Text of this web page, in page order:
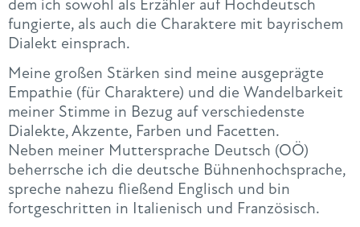
dem ich sowohl als Erzähler auf Hochdeutsch
fungierte, als auch die Charaktere mit bayrischem
Dialekt einsprach.
Meine großen Stärken sind meine ausgeprägte
Empathie (für Charaktere) und die Wandelbarkeit
meiner Stimme in Bezug auf verschiedenste
Dialekte, Akzente, Farben und Facetten.
Neben meiner Muttersprache Deutsch (OÖ)
beherrsche ich die deutsche Bühnenhochsprache,
spreche nahezu fließend Englisch und bin
fortgeschritten in Italienisch und Französisch.